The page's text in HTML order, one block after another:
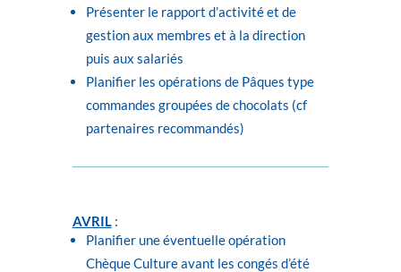
Présenter le rapport d’activité et de
gestion aux membres et à la direction
puis aux salariés
Planifier les opérations de Pâques type
commandes groupées de chocolats (cf
partenaires recommandés)
AVRIL:
Planifier une éventuelle opération
Chèque Culture avant les congés d’été